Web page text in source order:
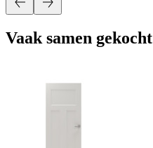
Vaak samen gekocht